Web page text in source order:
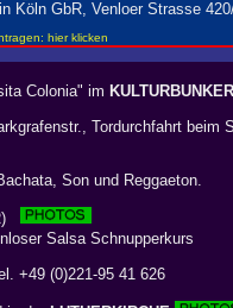
Colonia" im KULTURBUNKER
Tordurchfahrt beim
Son und Reggaeton.
Salsa Schnupperkurs
+49 (0)221-95 41 626